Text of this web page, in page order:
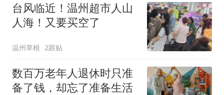
台风临近！温州超市人山
人海！又要买空了
温州草根 2跟贴
数百万老年人退休时只准
备了钱，却忘了准备生活